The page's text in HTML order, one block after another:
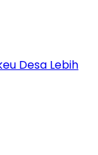
Desa Lebih